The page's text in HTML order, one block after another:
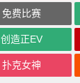
免费比赛
创造正EV
扑克女神